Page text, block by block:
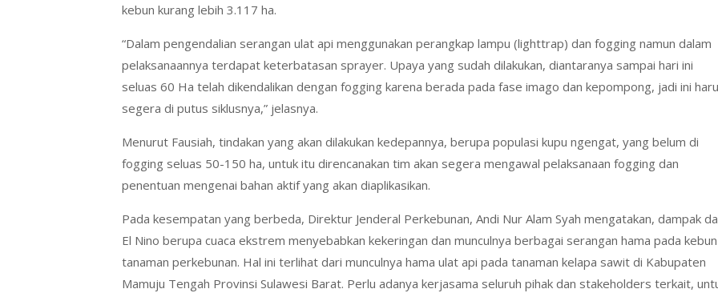
kebun kurang lebih 3.117 ha.
“Dalam pengendalian serangan ulat api menggunakan perangkap lampu (lighttrap) dan fogging namun dalam
pelaksanaannya terdapat keterbatasan sprayer. Upaya yang sudah dilakukan, diantaranya sampai hari ini
seluas 60 Ha telah dikendalikan dengan fogging karena berada pada fase imago dan kepompong, jadi ini
segera di putus siklusnya,” jelasnya.
Menurut Fausiah, tindakan yang akan dilakukan kedepannya, berupa populasi kupu ngengat, yang belum di
fogging seluas 50-150 ha, untuk itu direncanakan tim akan segera mengawal pelaksanaan fogging dan
penentuan mengenai bahan aktif yang akan diaplikasikan.
Pada kesempatan yang berbeda, Direktur Jenderal Perkebunan, Andi Nur Alam Syah mengatakan, dampak
El Nino berupa cuaca ekstrem menyebabkan kekeringan dan munculnya berbagai serangan hama pada kebun
tanaman perkebunan. Hal ini terlihat dari munculnya hama ulat api pada tanaman kelapa sawit di Kabupaten
Mamuju Tengah Provinsi Sulawesi Barat. Perlu adanya kerjasama seluruh pihak dan stakeholders terkait,